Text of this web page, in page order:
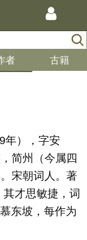
者 古籍
年），字安
简州（今属四
宋朝词人。著
才思敏捷，词
东坡，每作为